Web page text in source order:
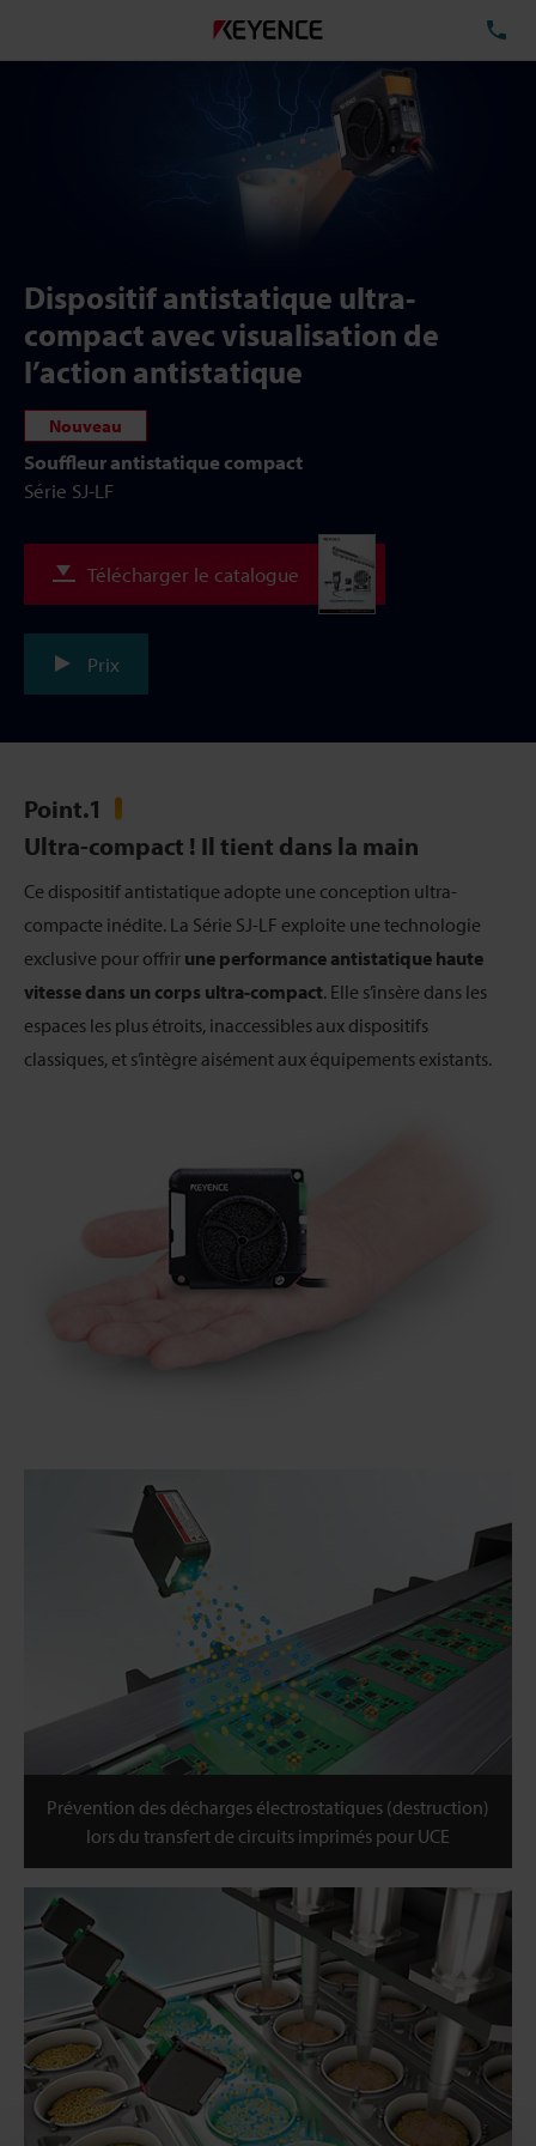
Dispositif antistatique ultra-
compact avec visualisation de
l’action antistatique
Nouveau
Souffleur antistatique compact
Série SJ-LF
Télécharger le catalogue
Prix
Point.1
Ultra-compact ! Il tient dans la main
Ce dispositif antistatique adopte une conception ultra-
compacte inédite. La Série SJ-LF exploite une technologie
exclusive pour offrir une performance antistatique haute
vitesse dans un corps ultra-compact. Elle s’insère dans les
espaces les plus étroits, inaccessibles aux dispositifs
classiques, et s’intègre aisément aux équipements existants.
Prévention des décharges électrostatiques (destruction)
lors du transfert de circuits imprimés pour UCE